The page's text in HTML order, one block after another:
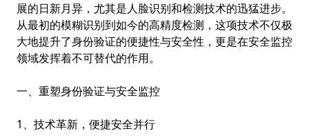
展的日新月异，尤其是人脸识别和检测技术的迅猛进步。
从最初的模糊识别到如今的高精度检测，这项技术不仅极
大地提升了身份验证的便捷性与安全性，更是在安全监控
领域发挥着不可替代的作用。
一、重塑身份验证与安全监控
1、技术革新，便捷安全并行